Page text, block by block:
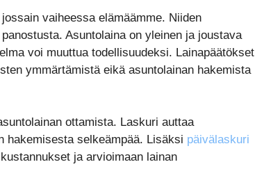
vaiheessa elämäämme. Niiden
Asuntolaina on yleinen ja joustava
voi muuttua todellisuudeksi. Lainapäätökset
ymmärtämistä eikä asuntolainan hakemista
ottamista. Laskuri auttaa
hakemisesta selkeämpää. Lisäksi päivälaskuri
ja arvioimaan lainan